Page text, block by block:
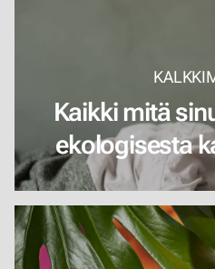
Kaikki mitä
ekologisesta